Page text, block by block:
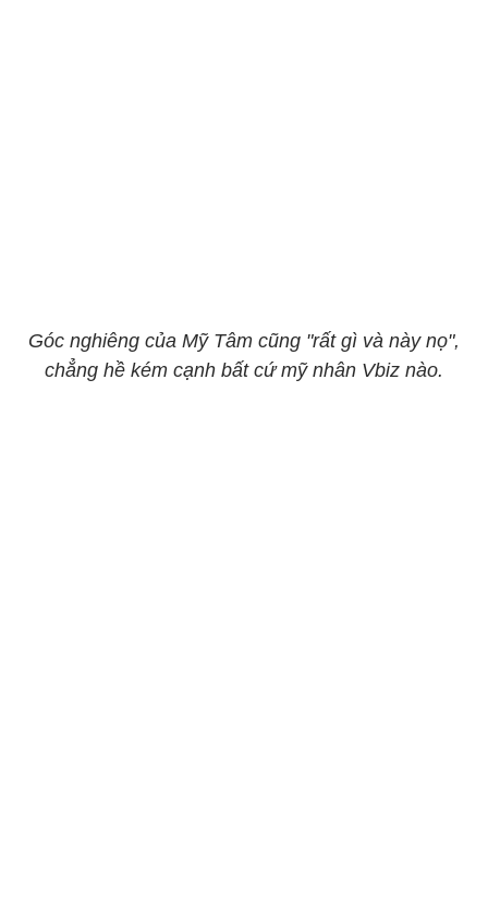
Góc nghiêng của Mỹ Tâm cũng "rất gì và này nọ",
chẳng hề kém cạnh bất cứ mỹ nhân Vbiz nào.